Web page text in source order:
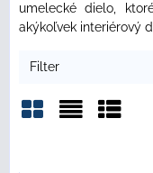
umelecké dielo,
akýkoľvek interiérový
Filter